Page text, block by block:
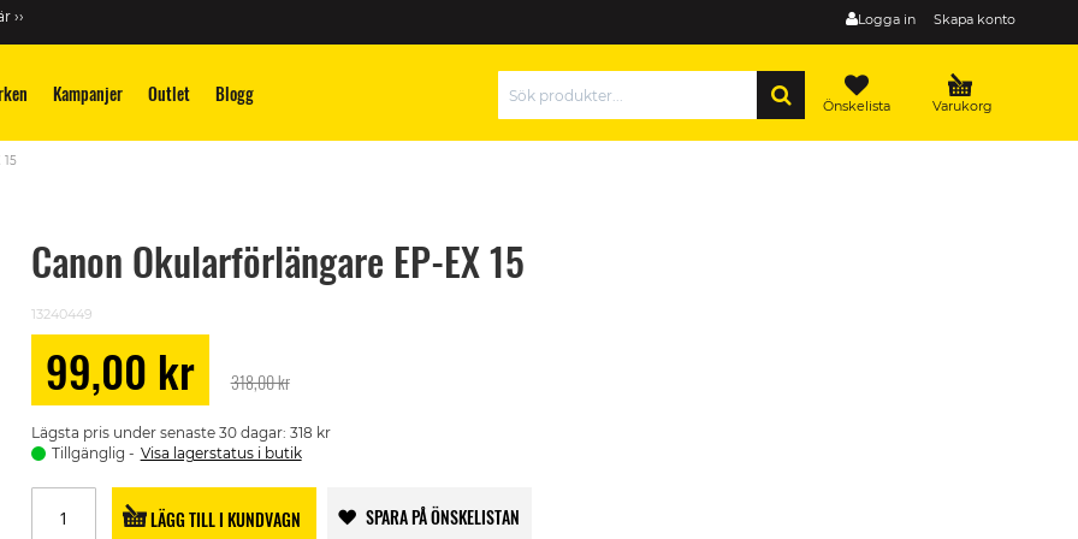
Logga in Skapa konto
››
Kampanjer Outlet Blogg Varukorg
Önskelista
Canon Okularförlängare EP-EX 15
13240449
Special
Price
99,00 kr 318,00 kr
Lägsta pris under senaste 30 dagar: 318 kr
Tillgänglig
Visa lagerstatus i butik
LÄGG TILL I KUNDVAGN SPARA PÅ ÖNSKELISTAN